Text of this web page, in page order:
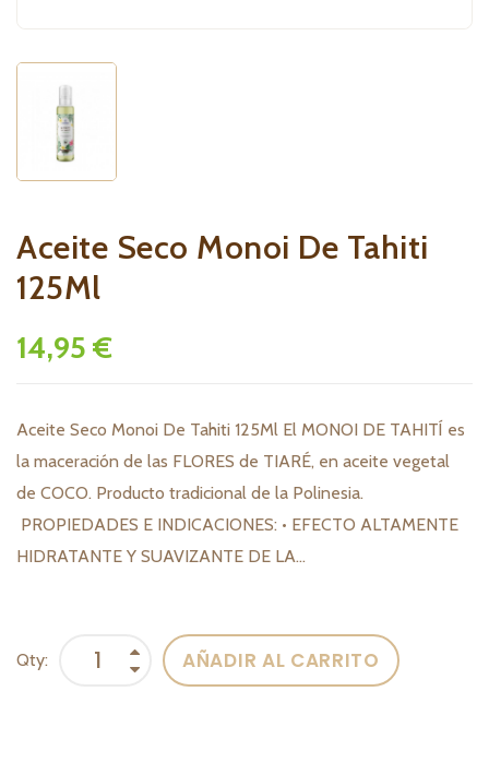
Aceite Seco Monoi De Tahiti
125Ml
14,95 €
Aceite Seco Monoi De Tahiti 125Ml El MONOI DE TAHITÍ es
la maceración de las FLORES de TIARÉ, en aceite vegetal
de COCO. Producto tradicional de la Polinesia.
PROPIEDADES E INDICACIONES: • EFECTO ALTAMENTE
HIDRATANTE Y SUAVIZANTE DE LA...
Qty: AÑADIR AL CARRITO